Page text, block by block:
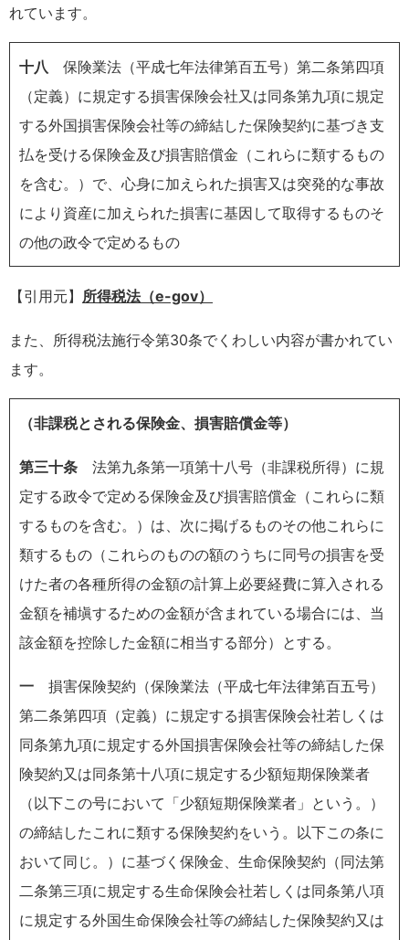
れています。
十八 保険業法（平成七年法律第百五号）第二条第四項
（定義）に規定する損害保険会社又は同条第九項に規定
する外国損害保険会社等の締結した保険契約に基づき支
払を受ける保険金及び損害賠償金（これらに類するもの
を含む。）で、心身に加えられた損害又は突発的な事故
により資産に加えられた損害に基因して取得するものそ
の他の政令で定めるもの
【引用元】 所得税法（e-gov）
また、所得税法施行令第30条でくわしい内容が書かれてい
ます。
（非課税とされる保険金、損害賠償金等）
第三十条 法第九条第一項第十八号（非課税所得）に規
定する政令で定める保険金及び損害賠償金（これらに類
するものを含む。）は、次に掲げるものその他これらに
類するもの（これらのものの額のうちに同号の損害を受
けた者の各種所得の金額の計算上必要経費に算入される
金額を補塡するための金額が含まれている場合には、当
該金額を控除した金額に相当する部分）とする。
一 損害保険契約（保険業法（平成七年法律第百五号）
第二条第四項（定義）に規定する損害保険会社若しくは
同条第九項に規定する外国損害保険会社等の締結した保
険契約又は同条第十八項に規定する少額短期保険業者
（以下この号において「少額短期保険業者」という。）
の締結したこれに類する保険契約をいう。以下この条に
おいて同じ。）に基づく保険金、生命保険契約（同法第
二条第三項に規定する生命保険会社若しくは同条第八項
に規定する外国生命保険会社等の締結した保険契約又は